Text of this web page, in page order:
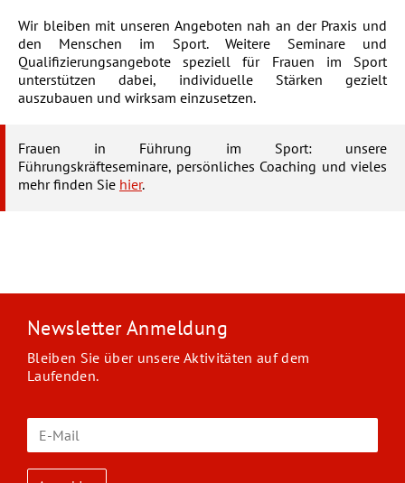
Wir bleiben mit unseren Angeboten nah an der Praxis und
den Menschen im Sport. Weitere Seminare und
Qualifizierungsangebote speziell für Frauen im Sport
unterstützen dabei, individuelle Stärken gezielt
auszubauen und wirksam einzusetzen.
Frauen in Führung im Sport: unsere
Führungskräfteseminare, persönliches Coaching und vieles
mehr finden Sie hier.
Newsletter Anmeldung
Bleiben Sie über unsere Aktivitäten auf dem
Laufenden.